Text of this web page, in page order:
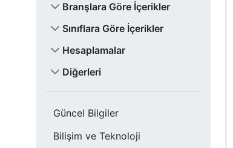
Branşlara Göre İçerikler
Sınıflara Göre İçerikler
Hesaplamalar
Diğerleri
Güncel Bilgiler
Bilişim ve Teknoloji